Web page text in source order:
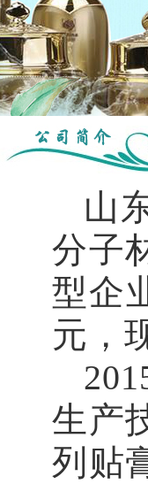
山
分子
型企
元，
生产
列贴